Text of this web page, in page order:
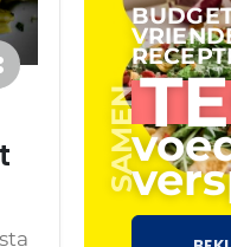
SAMEN